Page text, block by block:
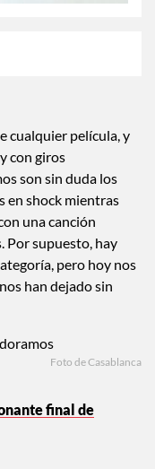
cualquier película, y
con giros
son sin duda los
en shock mientras
una canción
Por supuesto, hay
pero hoy nos
han dejado sin
Foto de Casablanca
final de